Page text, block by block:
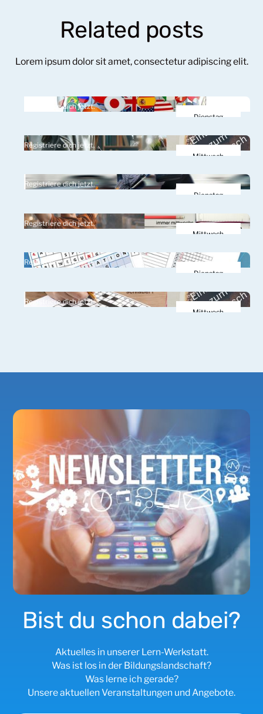
Related posts
Lorem ipsum dolor sit amet, consectetur adipiscing elit.
Dienstag
10.
März 2026
Registriere dich jetzt.
Mittwoch
März 2026
Registriere dich jetzt.
Dienstag
24.
März 2026
Registriere dich jetzt.
Mittwoch
25.
März 2026
Registriere dich jetzt.
Dienstag
31.
März 2026
Registriere dich jetzt.
Mittwoch
Registriere dich jetzt.
Bist du schon dabei?
Aktuelles in unserer Lern-Werkstatt.
Was ist los in der Bildungslandschaft?
Was lerne ich gerade?
Unsere aktuellen Veranstaltungen und Angebote.